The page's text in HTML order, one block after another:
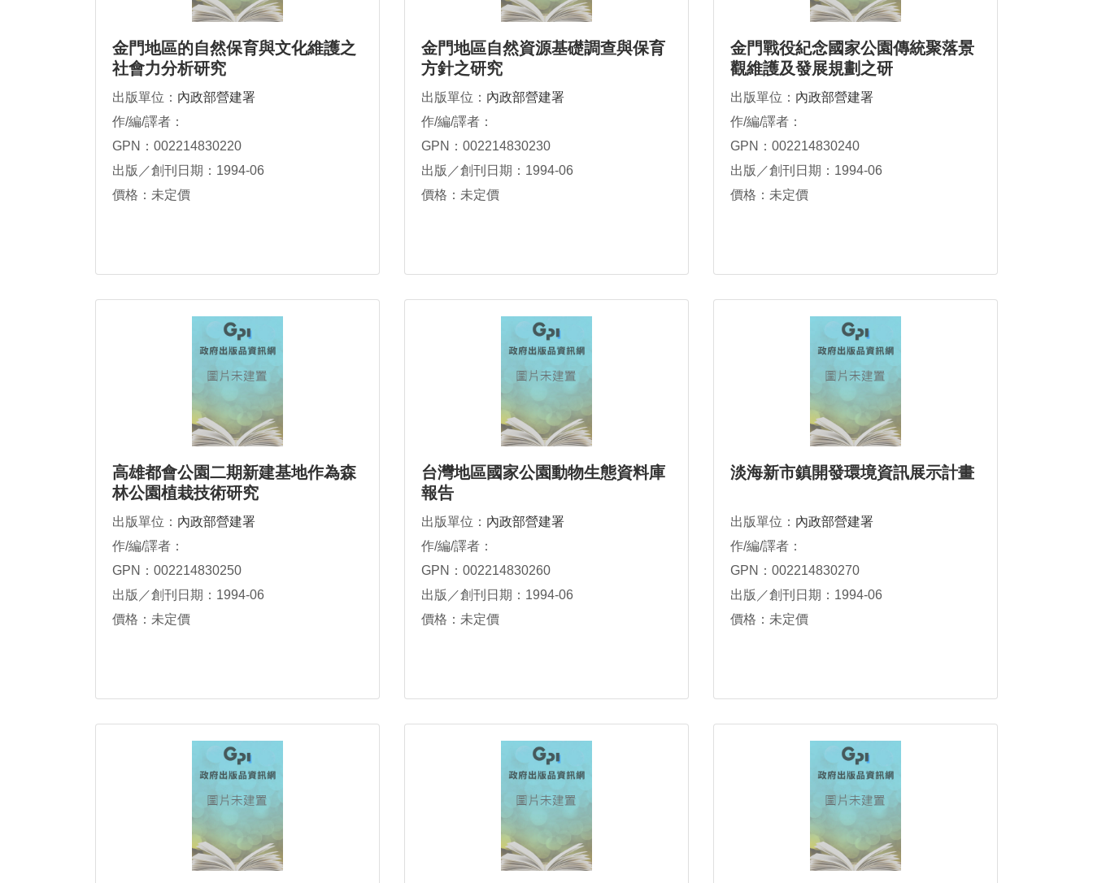
金門地區的自然保育與文化維護之
社會力分析研究
出版單位： 內政部營建署
作/編/譯者：
GPN：002214830220
出版／創刊日期：1994-06
價格：未定價
金門地區自然資源基礎調查與保育
方針之研究
出版單位： 內政部營建署
作/編/譯者：
GPN：002214830230
出版／創刊日期：1994-06
價格：未定價
金門戰役紀念國家公園傳統聚落景
觀維護及發展規劃之研
出版單位： 內政部營建署
作/編/譯者：
GPN：002214830240
出版／創刊日期：1994-06
價格：未定價
高雄都會公園二期新建基地作為森
林公園植栽技術研究
出版單位： 內政部營建署
作/編/譯者：
GPN：002214830250
出版／創刊日期：1994-06
價格：未定價
台灣地區國家公園動物生態資料庫
報告
出版單位： 內政部營建署
作/編/譯者：
GPN：002214830260
出版／創刊日期：1994-06
價格：未定價
淡海新市鎮開發環境資訊展示計畫
出版單位： 內政部營建署
作/編/譯者：
GPN：002214830270
出版／創刊日期：1994-06
價格：未定價